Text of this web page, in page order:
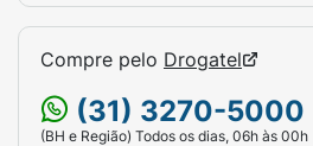
Compre pelo Drogatel
(31) 3270-5000
(BH e Região) Todos os dias, 06h às 00h